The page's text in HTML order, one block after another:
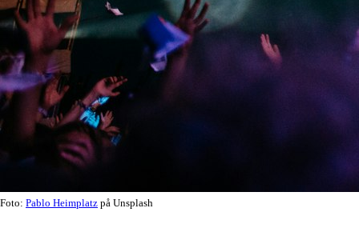
Foto: Pablo Heimplatz på Unsplash